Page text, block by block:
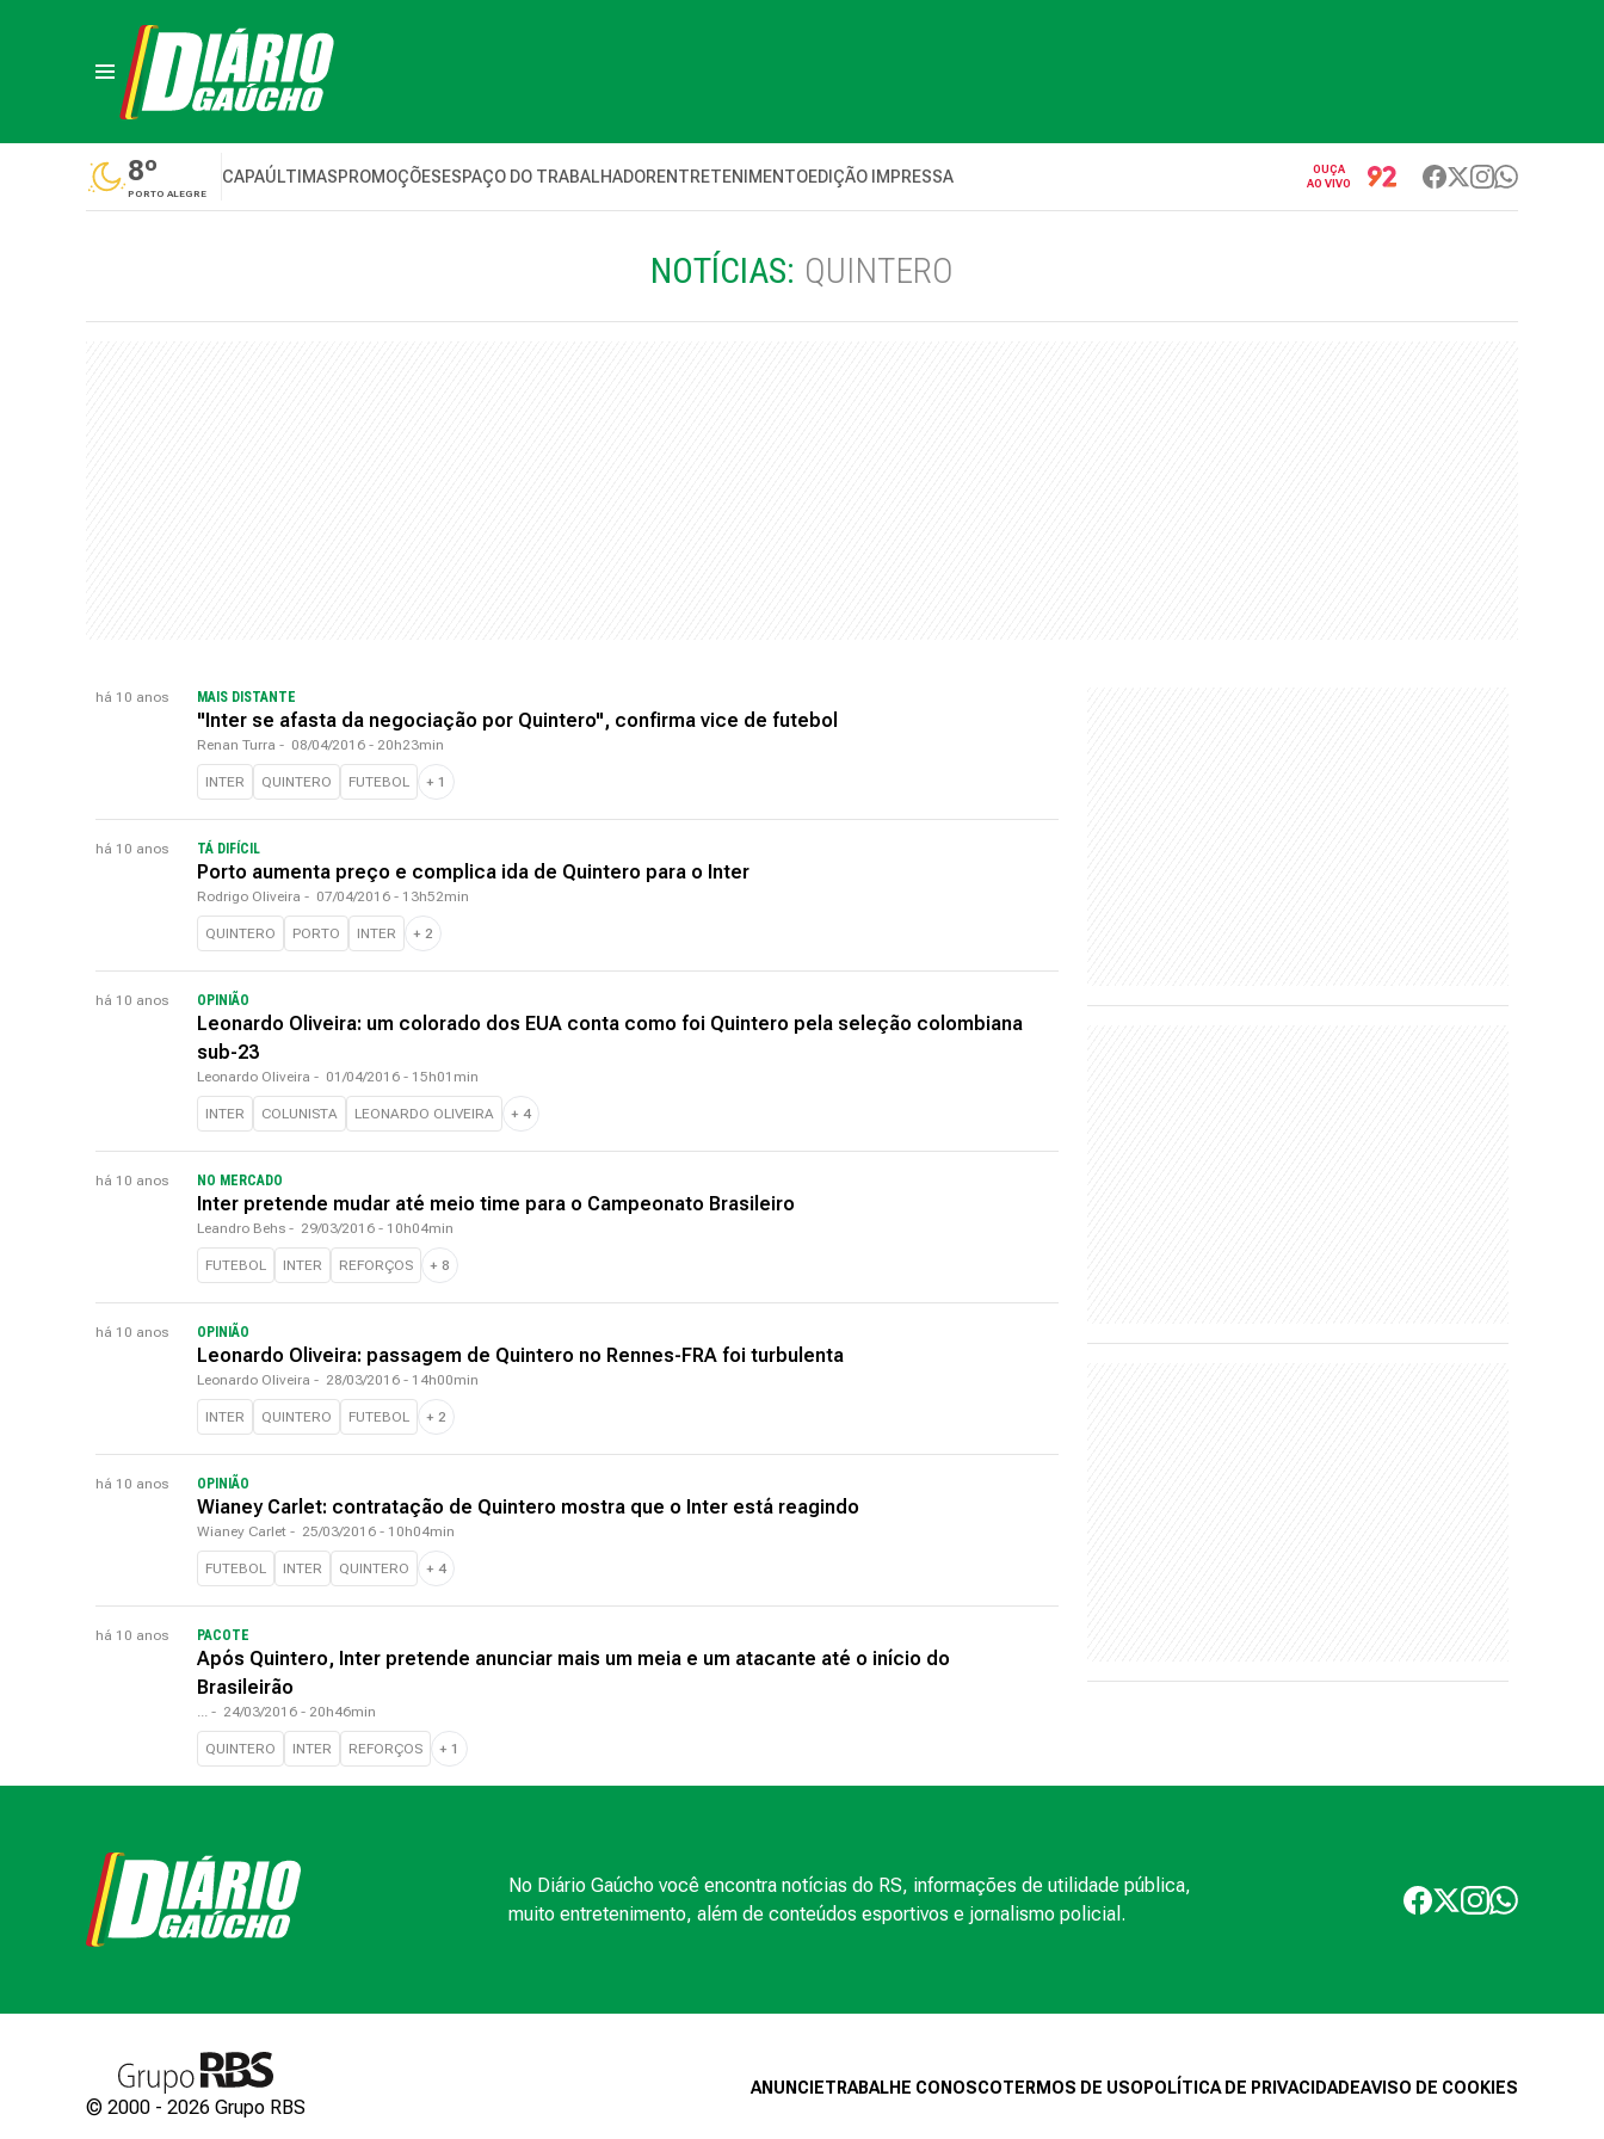
8º
PORTO ALEGRE
CAPAÚLTIMASPROMOÇÕESESPAÇO DO TRABALHADORENTRETENIMENTOEDIÇÃO IMPRESSA
OUÇA
AO VIVO
NOTÍCIAS: QUINTERO
há 10 anos MAIS DISTANTE
"Inter se afasta da negociação por Quintero", confirma vice de futebol
Renan Turra - 08/04/2016 - 20h23min
INTER QUINTERO FUTEBOL + 1
há 10 anos TÁ DIFÍCIL
Porto aumenta preço e complica ida de Quintero para o Inter
Rodrigo Oliveira - 07/04/2016 - 13h52min
QUINTERO PORTO INTER + 2
há 10 anos OPINIÃO
Leonardo Oliveira: um colorado dos EUA conta como foi Quintero pela seleção colombiana
sub-23
Leonardo Oliveira - 01/04/2016 - 15h01min
INTER COLUNISTA LEONARDO OLIVEIRA + 4
há 10 anos NO MERCADO
Inter pretende mudar até meio time para o Campeonato Brasileiro
Leandro Behs - 29/03/2016 - 10h04min
FUTEBOL INTER REFORÇOS + 8
há 10 anos OPINIÃO
Leonardo Oliveira: passagem de Quintero no Rennes-FRA foi turbulenta
Leonardo Oliveira - 28/03/2016 - 14h00min
INTER QUINTERO FUTEBOL + 2
há 10 anos OPINIÃO
Wianey Carlet: contratação de Quintero mostra que o Inter está reagindo
Wianey Carlet - 25/03/2016 - 10h04min
FUTEBOL INTER QUINTERO + 4
há 10 anos PACOTE
Após Quintero, Inter pretende anunciar mais um meia e um atacante até o início do
Brasileirão
... - 24/03/2016 - 20h46min
QUINTERO INTER REFORÇOS + 1
No Diário Gaúcho você encontra notícias do RS, informações de utilidade pública,
muito entretenimento, além de conteúdos esportivos e jornalismo policial.
ANUNCIETRABALHE CONOSCOTERMOS DE USO POLÍTICA DE PRIVACIDADEAVISO DE COOKIES
© 2000 - 2026 Grupo RBS